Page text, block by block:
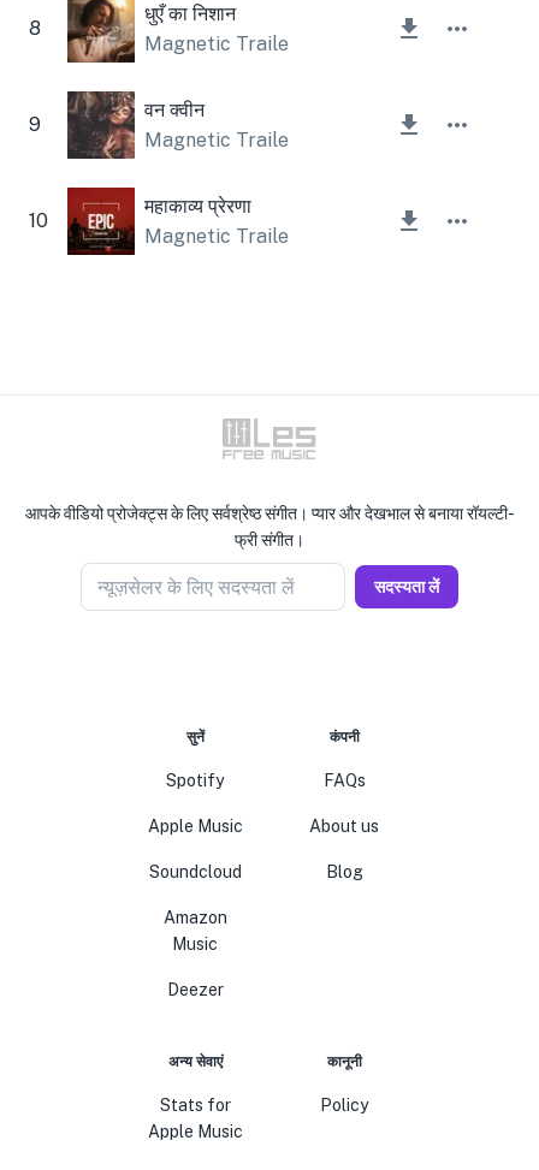
8
धुएँ का निशान
Magnetic Trailer
9
वन क्वीन
Magnetic Trailer
10
महाकाव्य प्रेरणा
Magnetic Trailer
आपके वीडियो प्रोजेक्ट्स के लिए सर्वश्रेष्ठ संगीत। प्यार और देखभाल से बनाया रॉयल्टी-
फ्री संगीत।
न्यूज़सेलर के लिए सदस्यता लें सदस्यता लें
सुनें
Spotify
Apple Music
Soundcloud
Amazon
Music
Deezer
कंपनी
FAQs
About us
Blog
अन्य सेवाएं
Stats for
Apple Music
कानूनी
Policy